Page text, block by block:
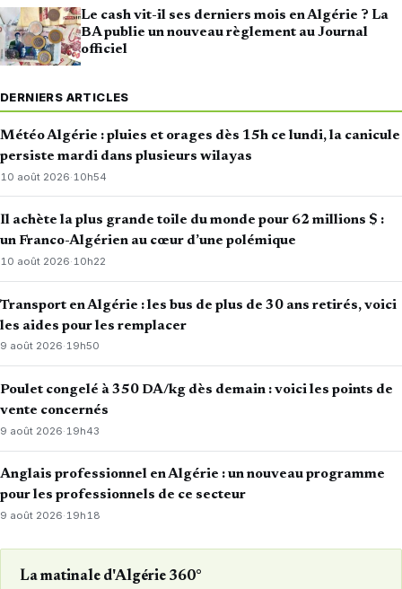
Le cash vit-il ses derniers mois en Algérie ? La
BA publie un nouveau règlement au Journal
officiel
DERNIERS ARTICLES
Météo Algérie : pluies et orages dès 15h ce lundi, la canicule
persiste mardi dans plusieurs wilayas
10 août 2026· 10h54
Il achète la plus grande toile du monde pour 62 millions $ :
un Franco-Algérien au cœur d’une polémique
10 août 2026·10h22
Transport en Algérie : les bus de plus de 30 ans retirés, voici
les aides pour les remplacer
9 août 2026·19h50
Poulet congelé à 350 DA/kg dès demain : voici les points de
vente concernés
9 août 2026· 19h43
Anglais professionnel en Algérie : un nouveau programme
pour les professionnels de ce secteur
9 août 2026·19h18
La matinale d'Algérie 360°